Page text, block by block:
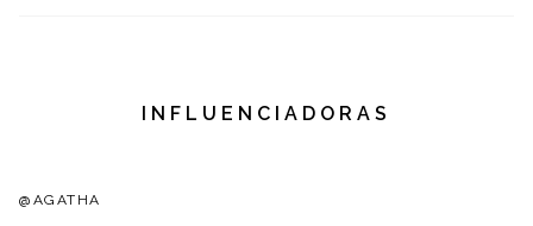
INFLUENCIADORAS
@AGATHA